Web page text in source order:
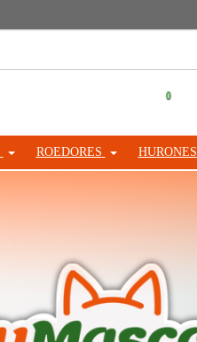
0
ROEDORES HURONES